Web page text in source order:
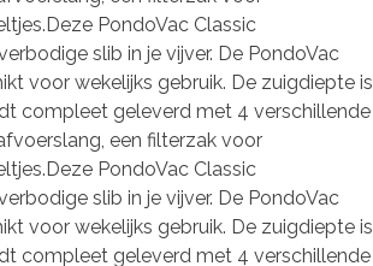
PondoVac Classic
slib in je vijver. De PondoVac
voor wekelijks gebruik. De zuigdiepte is
compleet geleverd met 4 verschillende
een filterzak voor
PondoVac Classic
slib in je vijver. De PondoVac
voor wekelijks gebruik. De zuigdiepte is
compleet geleverd met 4 verschillende